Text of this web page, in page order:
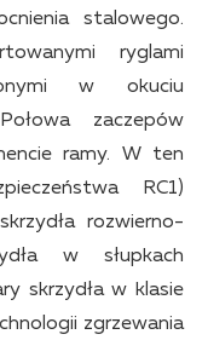
stalowego.
ryglami
w okuciu
zaczepów
ramy. W ten
RC1)
rozwierno-
w słupkach
skrzydła w klasie
zgrzewania